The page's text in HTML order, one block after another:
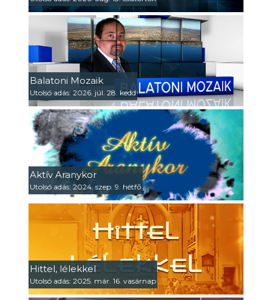
Balatoni Mozaik
Utolsó adás: 2026. júl. 28. kedd
Aktív Aranykor
Utolsó adás: 2024. szep. 9. hétfő
Hittel, lélekkel
Utolsó adás: 2025. már. 16. vasárnap